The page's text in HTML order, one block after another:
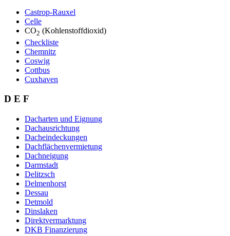
Castrop-Rauxel
Celle
CO2 (Kohlenstoffdioxid)
Checkliste
Chemnitz
Coswig
Cottbus
Cuxhaven
D E F
Dacharten und Eignung
Dachausrichtung
Dacheindeckungen
Dachflächenvermietung
Dachneigung
Darmstadt
Delitzsch
Delmenhorst
Dessau
Detmold
Dinslaken
Direktvermarktung
DKB Finanzierung